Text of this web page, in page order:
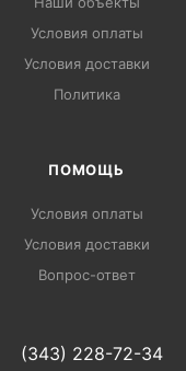
Условия оплаты
Условия доставки
Политика
ПОМОЩЬ
Условия оплаты
Условия доставки
Вопрос-ответ
(343) 228-72-34